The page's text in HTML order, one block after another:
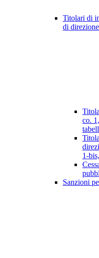
Titolari di
di
co.
1-
Sanzioni